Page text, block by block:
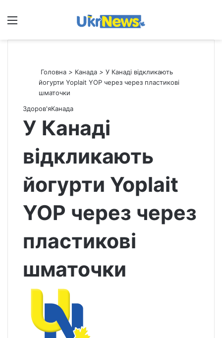
Меню
Головна > Канада > У Канаді відкликають
йогурти Yoplait YOP через через пластикові
шматочки
Здоров'яКанада
У Канаді
відкликають
йогурти Yoplait
YOP через через
пластикові
шматочки